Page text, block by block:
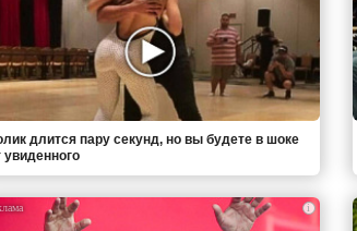
длится пару секунд, но вы будете в шоке
увиденного
i